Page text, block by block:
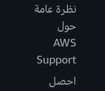
نظرة عامة
حول
AWS
Support
احصل